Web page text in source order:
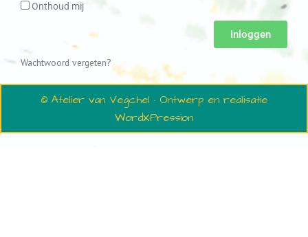
Onthoud mij
Inloggen
Wachtwoord vergeten?
© Atelier van Vegchel · Ontwerp en realisatie
WordXPression